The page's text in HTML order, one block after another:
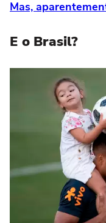
Mas,
E o Brasil?